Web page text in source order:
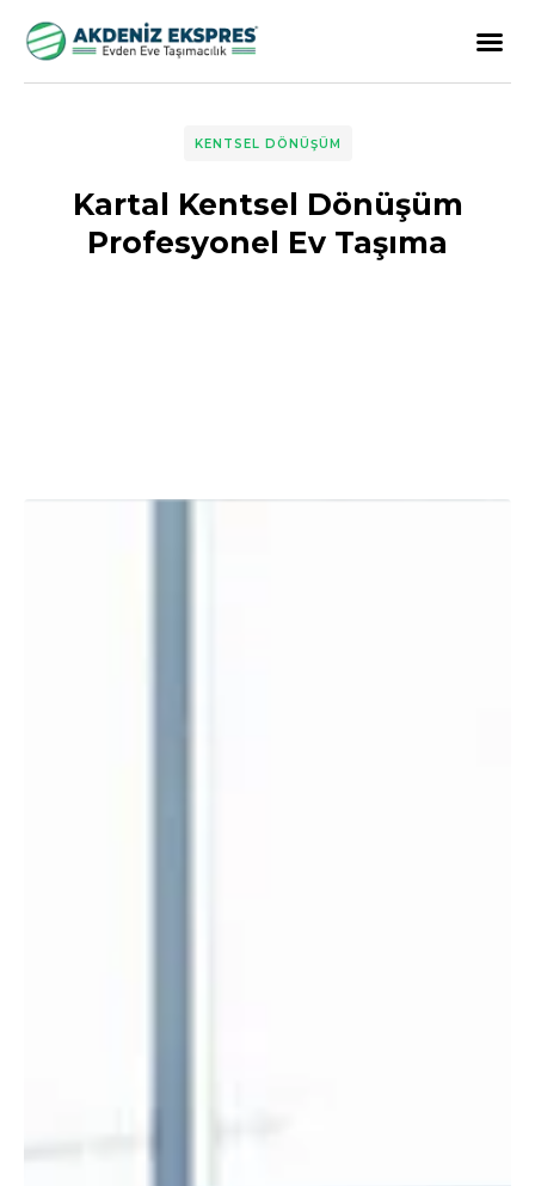
KENTSEL DÖNÜŞÜM
Kartal Kentsel Dönüşüm
Profesyonel Ev Taşıma